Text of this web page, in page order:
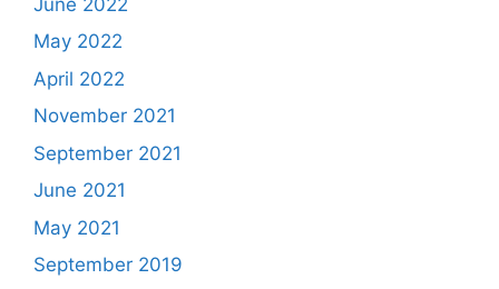
May 2022
April 2022
November 2021
September 2021
June 2021
May 2021
September 2019